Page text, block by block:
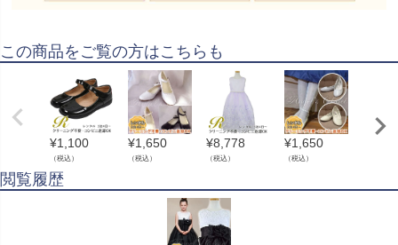
この商品をご覧の方はこちらも
¥1,100
（税込）
¥1,650
（税込）
¥8,778
（税込）
¥1,650
（税込）
閲覧履歴